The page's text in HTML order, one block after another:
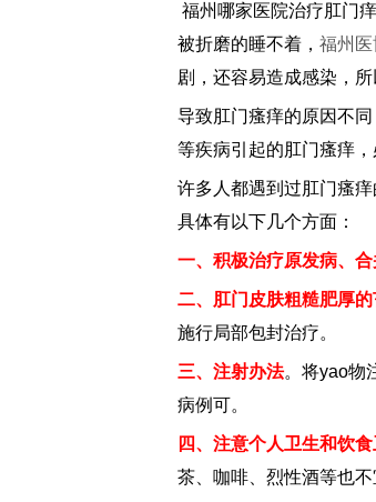
福州哪家医院治疗肛门
被折磨的睡不着， 福州
剧，还容易造成感染，
导致肛门瘙痒的原因不
等疾病引起的肛门瘙痒
许多人都遇到过肛门瘙
具体有以下几个方面：
一、积极治疗原发病、
二、肛门皮肤粗糙肥厚
施行局部包封治疗。
三、注射办法。将yao物
病例可。
四、注意个人卫生和饮食
茶、咖啡、烈性酒等也不